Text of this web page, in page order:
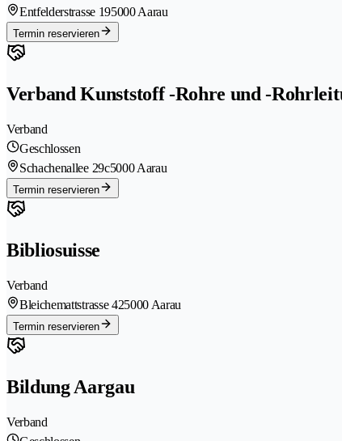
Entfelderstrasse 195000 Aarau
Termin reservieren
Verband Kunststoff -Rohre und -
Verband
Geschlossen
Schachenallee 29c5000 Aarau
Termin reservieren
Bibliosuisse
Verband
Bleichemattstrasse 425000 Aarau
Termin reservieren
Bildung Aargau
Verband